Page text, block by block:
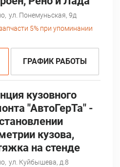
ул. Понемуньская, 9д
5% при упоминании
ГРАФИК РАБОТЫ
кузовного
"АвтоГерТа" -
кузова,
на стенде
ул. Куйбышева, д.8